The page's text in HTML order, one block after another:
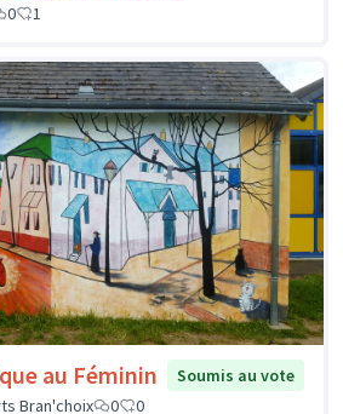
0 1
au Féminin
Soumis au vote
Bran'choix
0 0